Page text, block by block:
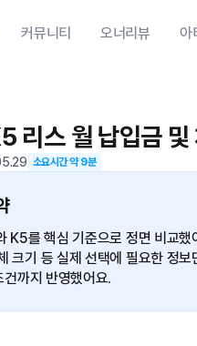
커뮤니티 오너리뷰 아
스 월 납입금 및
소요시간 약9분
K5를 핵심 기준으로 정면 비교했
크기 등 실제 선택에 필요한 정보
까지 반영했어요.